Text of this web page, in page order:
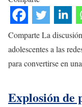
Comparte La
adolescentes a las
para convertirse en
Explosión de